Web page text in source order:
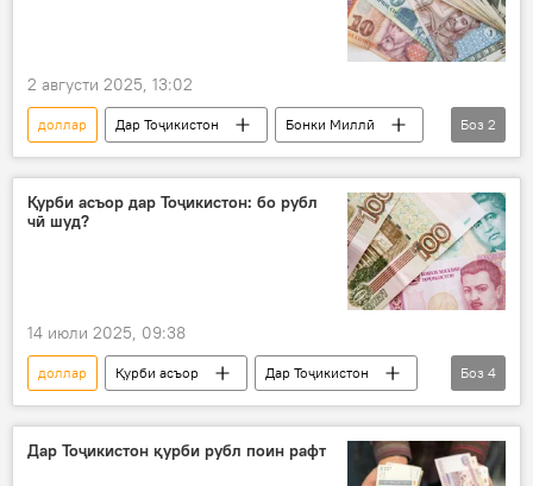
2 августи 2025, 13:02
доллар Дар Тоҷикистон
Бонки Миллӣ
устувории қурб
сомонӣ
Боз 2
Қурби асъор дар Тоҷикистон: бо рубл
чӣ шуд?
14 июли 2025, 09:38
доллар Қурби асъор
Дар Тоҷикистон
рубл
евро
сомонӣ
Иқтисод
Боз 4
Дар Тоҷикистон қурби рубл поин рафт